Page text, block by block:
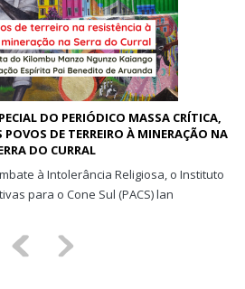
DO PERIÓDICO MASSA CRÍTICA,
POVOS DE TERREIRO À MINERAÇÃO NA
DO CURRAL
à Intolerância Religiosa, o Instituto
para o Cone Sul (PACS) lan
< >